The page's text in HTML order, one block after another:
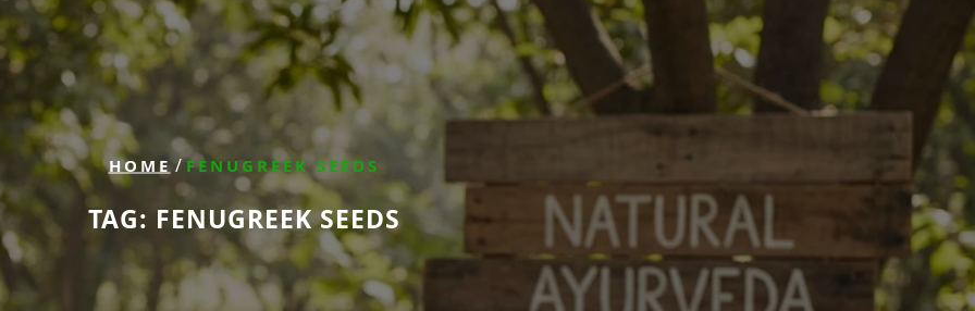
HOME /FENUGREEK SEEDS
TAG: FENUGREEK SEEDS